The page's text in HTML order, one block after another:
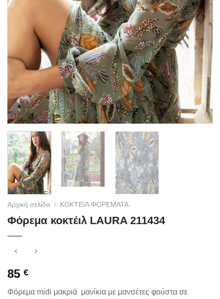
Αρχική σελίδα / ΚΟΚΤΕΙΛ ΦΟΡΕΜΑΤΑ
Φόρεμα κοκτέιλ LAURA 211434
85 €
Φόρεμα midi μακριά μανίκια με μανσέτες φούστα σε